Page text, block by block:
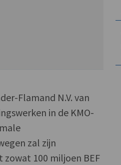
Flamand N.V. van
in de KMO-
zal zijn
100 miljoen BEF